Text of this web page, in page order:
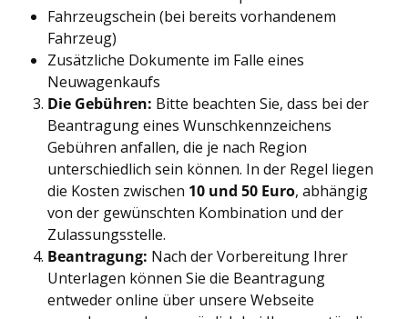
Fahrzeugschein (bei bereits vorhandenem
Fahrzeug)
Zusätzliche Dokumente im Falle eines
Neuwagenkaufs
Die Gebühren: Bitte beachten Sie, dass bei der
Beantragung eines Wunschkennzeichens
Gebühren anfallen, die je nach Region
unterschiedlich sein können. In der Regel liegen
die Kosten zwischen 10 und 50 Euro, abhängig
von der gewünschten Kombination und der
Zulassungsstelle.
Beantragung: Nach der Vorbereitung Ihrer
Unterlagen können Sie die Beantragung
entweder online über unsere Webseite